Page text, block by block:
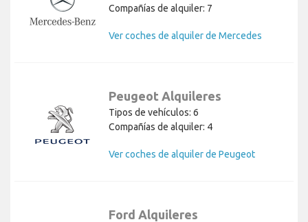
Compañías de alquiler: 7
Ver coches de alquiler de Mercedes
Peugeot Alquileres
Tipos de vehículos: 6
Compañías de alquiler: 4
Ver coches de alquiler de Peugeot
Ford Alquileres